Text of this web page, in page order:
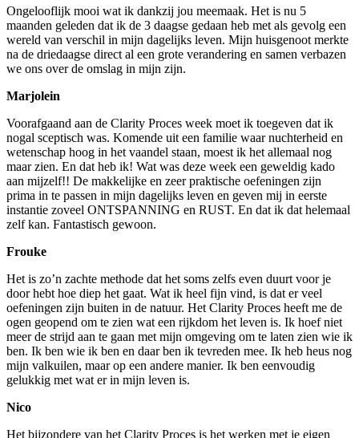
Ongelooflijk mooi wat ik dankzij jou meemaak. Het is nu 5
maanden geleden dat ik de 3 daagse gedaan heb met als gevolg een
wereld van verschil in mijn dagelijks leven. Mijn huisgenoot merkte
na de driedaagse direct al een grote verandering en samen verbazen
we ons over de omslag in mijn zijn.
Marjolein
Voorafgaand aan de Clarity Proces week moet ik toegeven dat ik
nogal sceptisch was. Komende uit een familie waar nuchterheid en
wetenschap hoog in het vaandel staan, moest ik het allemaal nog
maar zien. En dat heb ik! Wat was deze week een geweldig kado
aan mijzelf!! De makkelijke en zeer praktische oefeningen zijn
prima in te passen in mijn dagelijks leven en geven mij in eerste
instantie zoveel ONTSPANNING en RUST. En dat ik dat helemaal
zelf kan. Fantastisch gewoon.
Frouke
Het is zo’n zachte methode dat het soms zelfs even duurt voor je
door hebt hoe diep het gaat. Wat ik heel fijn vind, is dat er veel
oefeningen zijn buiten in de natuur. Het Clarity Proces heeft me de
ogen geopend om te zien wat een rijkdom het leven is. Ik hoef niet
meer de strijd aan te gaan met mijn omgeving om te laten zien wie ik
ben. Ik ben wie ik ben en daar ben ik tevreden mee. Ik heb heus nog
mijn valkuilen, maar op een andere manier. Ik ben eenvoudig
gelukkig met wat er in mijn leven is.
Nico
Het bijzondere van het Clarity Proces is het werken met je eigen